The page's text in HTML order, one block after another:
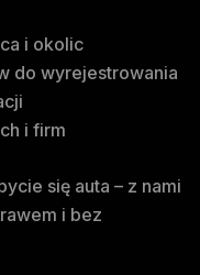
i okolic
do wyrejestrowania
i firm
się auta – z nami
i bez